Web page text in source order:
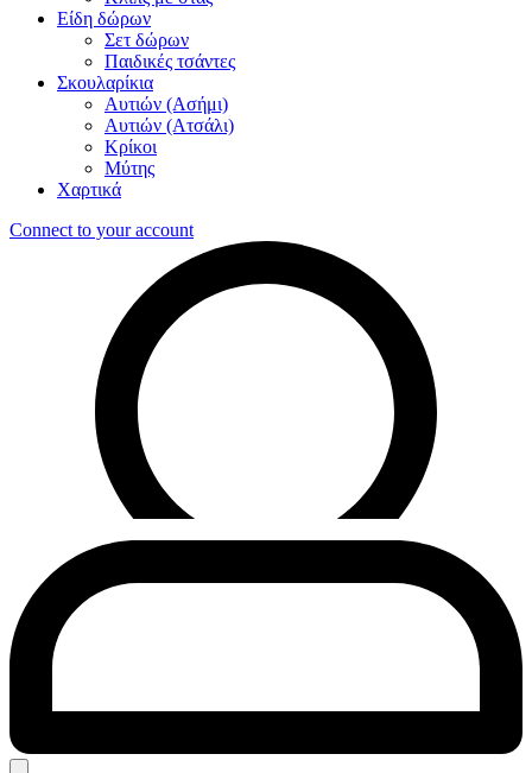
Είδη δώρων
Σετ δώρων
Παιδικές τσάντες
Σκουλαρίκια
Αυτιών (Ασήμι)
Αυτιών (Ατσάλι)
Κρίκοι
Μύτης
Χαρτικά
Connect to your account